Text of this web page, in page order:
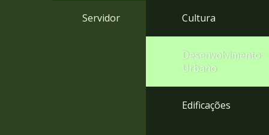
Servidor Cultura
Desenvolvimento
Urbano
Edificações